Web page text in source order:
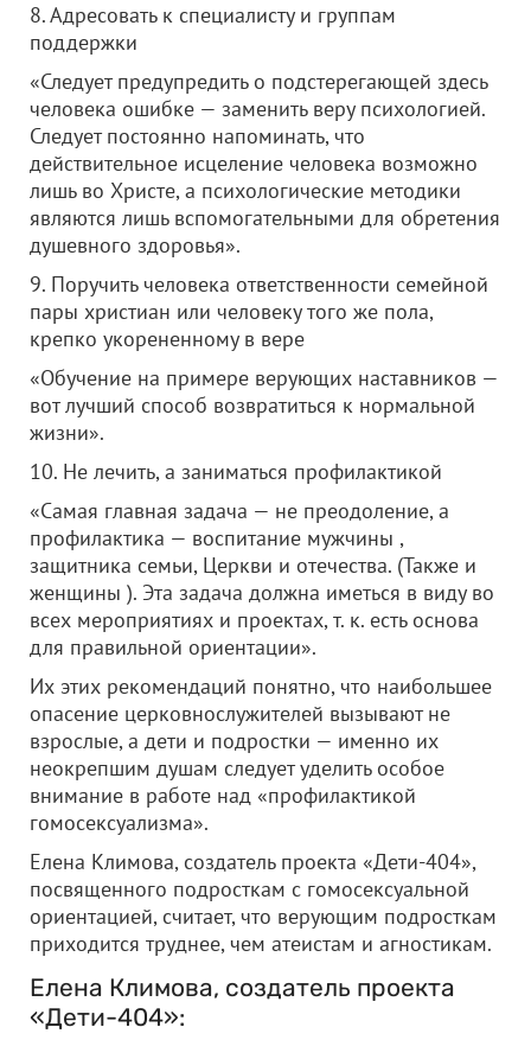
8. Адресовать к специалисту и группам
поддержки
«Следует предупредить о подстерегающей здесь
человека ошибке — заменить веру психологией.
Следует постоянно напоминать, что
действительное исцеление человека возможно
лишь во Христе, а психологические методики
являются лишь вспомогательными для обретения
душевного здоровья».
9. Поручить человека ответственности семейной
пары христиан или человеку того же пола,
крепко укорененному в вере
«Обучение на примере верующих наставников —
вот лучший способ возвратиться к нормальной
жизни».
10. Не лечить, а заниматься профилактикой
«Cамая главная задача — не преодоление, а
профилактика — воспитание мужчины ,
защитника семьи, Церкви и отечества. (Также и
женщины ). Эта задача должна иметься в виду во
всех мероприятиях и проектах, т. к. есть основа
для правильной ориентации».
Их этих рекомендаций понятно, что наибольшее
опасение церковнослужителей вызывают не
взрослые, а дети и подростки — именно их
неокрепшим душам следует уделить особое
внимание в работе над «профилактикой
гомосексуализма».
Елена Климова, создатель проекта «Дети-404»,
посвященного подросткам с гомосексуальной
ориентацией, считает, что верующим подросткам
приходится труднее, чем атеистам и агностикам.
Елена Климова, создатель проекта
«Дети-404»: